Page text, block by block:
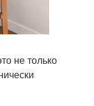
не только